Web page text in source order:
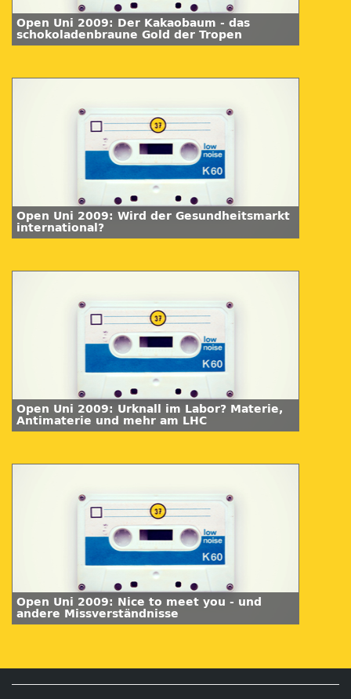
Open Uni 2009: Der Kakaobaum - das
schokoladenbraune Gold der Tropen
Open Uni 2009: Wird der Gesundheitsmarkt
international?
Open Uni 2009: Urknall im Labor? Materie,
Antimaterie und mehr am LHC
Open Uni 2009: Nice to meet you - und
andere Missverständnisse